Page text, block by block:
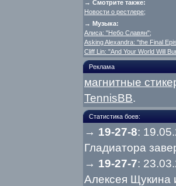
→ Смотрите также:
Новости о рестлере;
→ Музыка:
Алиса: "Небо Славян";
Asking Alexandra: "the Final
Cliff Lin: "And Your World Will
Реклама
магнитные
TennisBB.
Статистика боев:
→ 19-27-8:
Гладиатора
→ 19-27-7:
Алексея Щукина